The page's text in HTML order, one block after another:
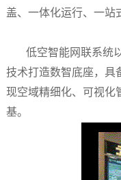
盖、一体化运行、一站
低空智能网联系统以
技术打造数智底座，具
现空域精细化、可视化
基。